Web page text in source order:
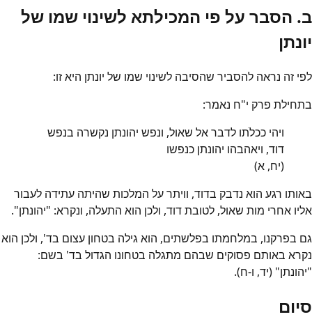
ב. הסבר על פי המכילתא לשינוי שמו של
יונתן
לפי זה נראה להסביר שהסיבה לשינוי שמו של יונתן היא זו:
בתחילת פרק י"ח נאמר:
ויהי ככלֹתו לדבר אל שאול, ונפש יהונתן נקשרה בנפש
דוד, ויאהבהו יהונתן כנפשו
(יח, א)
באותו רגע הוא נדבק בדוד, וויתר על המלכות שהיתה עתידה לעבור
אליו אחרי מות שאול, לטובת דוד, ולכן הוא התעלה, ונקרא: "יהונתן".
גם בפרקנו, במלחמתו בפלשתים, הוא גילה בטחון עצום בד', ולכן הוא
נקרא באותם פסוקים שבהם מתגלה בטחונו הגדול בד' בשם:
"יהונתן" (יד, ו-ח).
סיום